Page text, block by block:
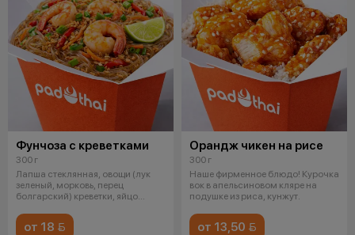
Фунчоза с креветками
300 г
Лапша стеклянная, овощи (лук
зеленый, морковь, перец
болгарский) креветки, яйцо
от 18 
Орандж чикен на рисе
300 г
Наше фирменное блюдо! Курочка
вок в апельсиновом кляре на
подушке из риса, кунжут.
от 13,50 